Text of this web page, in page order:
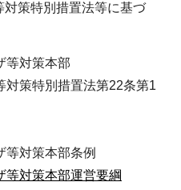
策特別措置法等に基づ
等対策本部
対策特別措置法第22条第1
等対策本部条例
等対策本部運営要綱